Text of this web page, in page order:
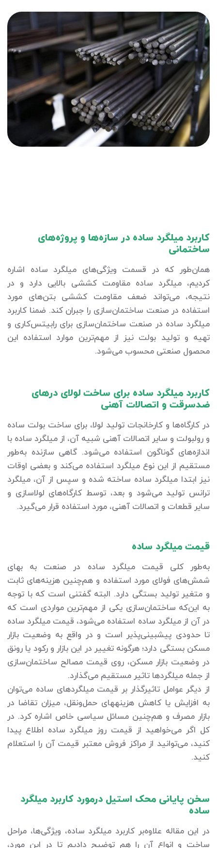
کاربرد میلگرد ساده در سازه‌ها و پروژه‌های
ساختمانی
همان‌طور که در قسمت ویژگی‌های میلگرد ساده اشاره
کردیم، میلگرد ساده مقاومت کششی بالایی دارد و در
نتیجه، می‌تواند ضعف مقاومت کششی بتن‌های مورد
استفاده در صنعت ساختمان‌سازی را جبران کند. ضمنا کاربرد
میلگرد ساده در صنعت ساختمان‌سازی برای رابیتس‌کاری و
تهیه و تولید بولت نیز از مهم‌ترین موارد استفاده این
محصول صنعتی محسوب می‌شود.
کاربرد میلگرد ساده برای ساخت لولای درهای
ضدسرقت و اتصالات آهنی
در کارگاه‌ها و کارخانجات تولید لولا، برای ساخت بولت ساده
و رولبولت و سایر اتصالات آهنی شبیه آن، از میلگرد ساده با
اندازه‌های گوناگون استفاده می‌شود. گاهی سازنده به‌طور
مستقیم از این نوع میلگرد استفاده می‌کند و بعضی اوقات
نیز ابتدا میلگرد ساده ساخته شده و سپس از آن، میلگرد
ترانس تولید می‌شود و بعد، توسط کارگاه‌های لولاسازی و
سایر قطعات و اتصالات آهنی، مورد استفاده قرار می‌گیرد.
قیمت میلگرد ساده
به‌طور کلی قیمت میلگرد ساده در صنعت به بهای
شمش‌های فولای مورد استفاده و هم‌چنین هزینه‌های ثابت
و متغیر تولید بستگی دارد. البته گفتنی است که با توجه
به این‌که ساختمان‌سازی یکی از مهم‌ترین مواردی است که
در آن از میلگرد ساده استفاده می‌شود، قیمت میلگرد ساده
تا حدودی پیش‎بینی‌پذیر است و در واقع به وضعیت بازار
مسکن بستگی دارد؛ هرگونه تغییر در این بازار و رکود یا رونق
در وضعیت بازار مسکن، روی قیمت مصالح ساختمان‌سازی
از جمله میلگردها تاثیر مستقیم می‌گذارد.
از دیگر عوامل تاثیرگذار بر قیمت میلگردهای ساده می‌توان
به افزایش یا کاهش هزینه‎های حمل‌ونقل، میزان تقاضا در
بازار مصرف و هم‌چنین مسائل سیاسی خاص اشاره کرد. در
کل اگر می‌خواهید از قیمت روز میلگرد ساده اطلاع پیدا
کنید، می‌توانید از مراکز فروش معتبر قیمت آن را استعلام
کنید.
سخن پایانی محک استیل درمورد کاربرد میلگرد
ساده
در این مقاله علاوه‌بر کاربرد میلگرد ساده، ویژگی‌ها، مراحل
ساخت و انواع آن را هم توضیح دادیم تا در این مورد،